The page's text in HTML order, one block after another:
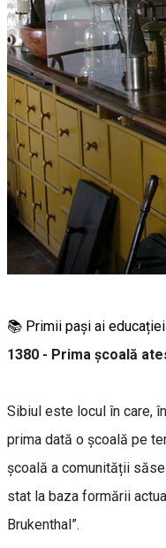
📚 Primii pași ai
1380 - Prima școală
Sibiul este locul în care,
prima dată o școală pe
școală a comunității
stat la baza formării
Brukenthal”.